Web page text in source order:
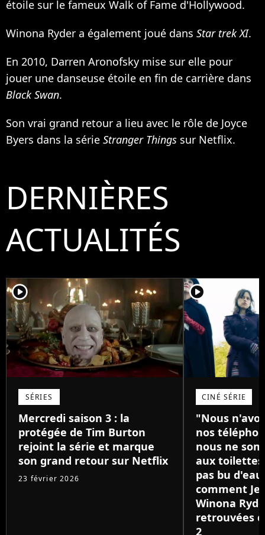
étoile sur le fameux Walk of Fame d'Hollywood.
Winona Ryder a également joué dans Star trek XI.
En 2010, Darren Aronofsky mise sur elle pour
jouer une danseuse étoile en fin de carrière dans
Black Swan.
Son vrai grand retour a lieu avec le rôle de Joyce
Byers dans la série Stranger Things sur Netflix.
DERNIÈRES
ACTUALITÉS
player2
SÉRIES
Mercredi saison 3 : la
protégée de Tim Burton
rejoint la série et marque
son grand retour sur Netflix
23 février 2026
player2
CINÉ SÉRIE
"Nous
nos
nous ne
aux
pas bu
comment
Winona
retrouvées
2